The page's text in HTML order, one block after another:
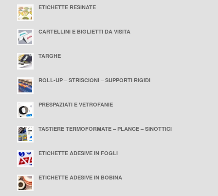
ETICHETTE RESINATE
CARTELLINI E BIGLIETTI DA VISITA
TARGHE
ROLL-UP – STRISCIONI – SUPPORTI RIGIDI
PRESPAZIATI E VETROFANIE
TASTIERE TERMOFORMATE – PLANCE – SINOTTICI
ETICHETTE ADESIVE IN FOGLI
ETICHETTE ADESIVE IN BOBINA